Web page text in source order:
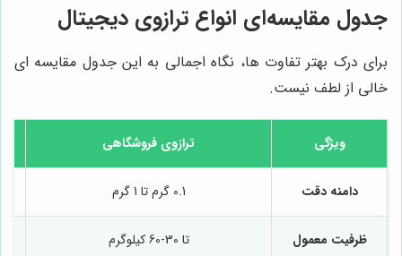
جدول مقایسه‌ای انواع ترازوی دیجیتال
برای درک بهتر تفاوت ها، نگاه اجمالی به این جدول مقایسه ای
خالی از لطف نیست.
ویژگی ترازوی فروشگاهی
دامنه دقت 0.1 گرم تا 1 گرم
ظرفیت معمول تا 30-60 کیلوگرم